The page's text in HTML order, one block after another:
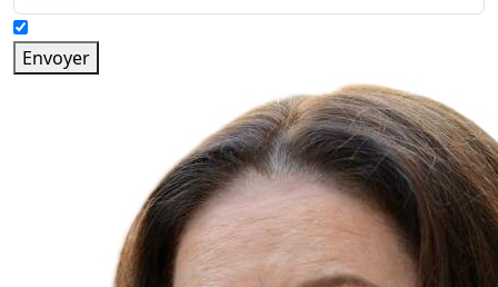
Envoyer